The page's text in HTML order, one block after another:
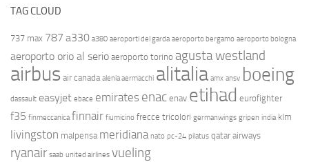
TAG CLOUD
737 max 787 a330 a380 aeroporti del garda aeroporto bergamo aeroporto bologna
aeroporto orio al serio aeroporto torino agusta westland
airbus air canada alenia aermacchi alitalia amx ansv boeing
dassault easyjet ebace emirates enac enav etihad eurofighter
f35 finmeccanica finnair fiumicino frecce tricolori germanwings gripen india klm
livingston malpensa meridiana nato pc-24 pilatus qatar airways
ryanair saab united airlines vueling